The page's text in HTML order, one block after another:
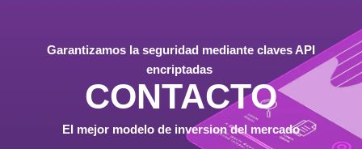
Garantizamos la seguridad mediante claves API
encriptadas
CONTACTO
El mejor modelo de inversion del mercado